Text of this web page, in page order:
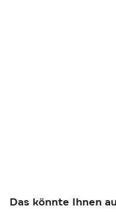
Das könnte Ihnen